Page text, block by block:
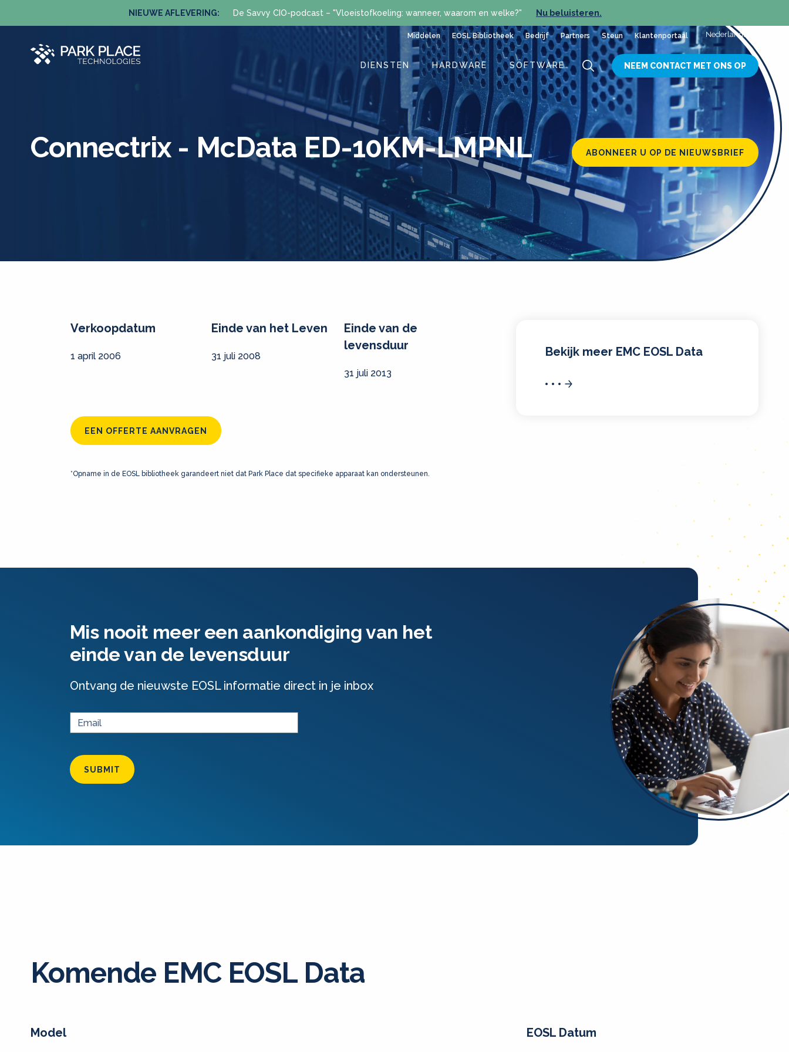
NIEUWE AFLEVERING: De Savvy CIO-podcast – "Vloeistofkoeling: wanneer, waarom en welke?" Nu beluisteren.
Middelen EOSL Bibliotheek Bedrijf Partners Steun Klantenportaal Nederlands
DIENSTEN HARDWARE SOFTWARE NEEM CONTACT MET ONS OP
ABONNEER U OP DE NIEUWSBRIEF
Connectrix - McData ED-10KM-LMPNL
Verkoopdatum
1 april 2006
Einde van het Leven
31 juli 2008
Einde van de
levensduur
31 juli 2013
EEN OFFERTE AANVRAGEN
*Opname in de EOSL bibliotheek garandeert niet dat Park Place dat specifieke apparaat kan ondersteunen.
Bekijk meer EMC EOSL Data
Mis nooit meer een aankondiging van het
einde van de levensduur
Ontvang de nieuwste EOSL informatie direct in je inbox
SUBMIT
Komende EMC EOSL Data
Model EOSL Datum